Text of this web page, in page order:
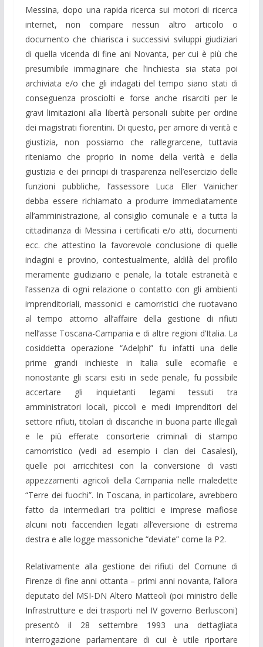
Messina, dopo una rapida ricerca sui motori di ricerca
internet, non compare nessun altro articolo o
documento che chiarisca i successivi sviluppi giudiziari
di quella vicenda di fine ani Novanta, per cui è più che
presumibile immaginare che l’inchiesta sia stata poi
archiviata e/o che gli indagati del tempo siano stati di
conseguenza prosciolti e forse anche risarciti per le
gravi limitazioni alla libertà personali subite per ordine
dei magistrati fiorentini. Di questo, per amore di verità e
giustizia, non possiamo che rallegrarcene, tuttavia
riteniamo che proprio in nome della verità e della
giustizia e dei principi di trasparenza nell’esercizio delle
funzioni pubbliche, l’assessore Luca Eller Vainicher
debba essere richiamato a produrre immediatamente
all’amministrazione, al consiglio comunale e a tutta la
cittadinanza di Messina i certificati e/o atti, documenti
ecc. che attestino la favorevole conclusione di quelle
indagini e provino, contestualmente, aldilà del profilo
meramente giudiziario e penale, la totale estraneità e
l’assenza di ogni relazione o contatto con gli ambienti
imprenditoriali, massonici e camorristici che ruotavano
al tempo attorno all’affaire della gestione di rifiuti
nell’asse Toscana-Campania e di altre regioni d’Italia. La
cosiddetta operazione “Adelphi” fu infatti una delle
prime grandi inchieste in Italia sulle ecomafie e
nonostante gli scarsi esiti in sede penale, fu possibile
accertare gli inquietanti legami tessuti tra
amministratori locali, piccoli e medi imprenditori del
settore rifiuti, titolari di discariche in buona parte illegali
e le più efferate consorterie criminali di stampo
camorristico (vedi ad esempio i clan dei Casalesi),
quelle poi arricchitesi con la conversione di vasti
appezzamenti agricoli della Campania nelle maledette
“Terre dei fuochi”. In Toscana, in particolare, avrebbero
fatto da intermediari tra politici e imprese mafiose
alcuni noti faccendieri legati all’eversione di estrema
destra e alle logge massoniche “deviate” come la P2.
Relativamente alla gestione dei rifiuti del Comune di
Firenze di fine anni ottanta – primi anni novanta, l’allora
deputato del MSI-DN Altero Matteoli (poi ministro delle
Infrastrutture e dei trasporti nel IV governo Berlusconi)
presentò il 28 settembre 1993 una dettagliata
interrogazione parlamentare di cui è utile riportare